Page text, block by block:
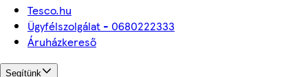
Tesco.hu
Ügyfélszolgálat - 0680222333
Áruházkereső
Segítünk